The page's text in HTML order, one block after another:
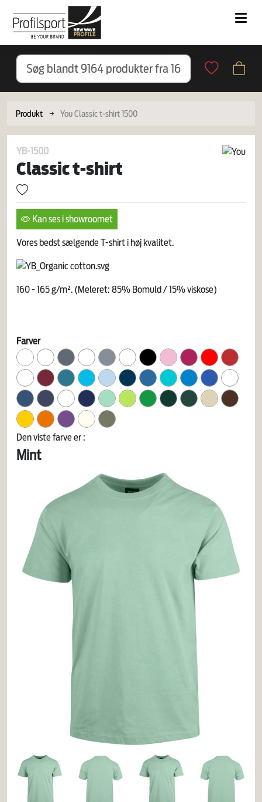
Produkt You Classic t-shirt 1500
YB-1500
Classic t-shirt
Kan ses i showroomet
Vores bedst sælgende T-shirt i høj kvalitet.
160 - 165 g/m². (Meleret: 85% Bomuld / 15% viskose)
Farver
Den viste farve er :
Mint